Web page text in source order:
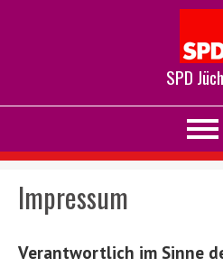
SPD
Impressum
Verantwortlich im Sinne